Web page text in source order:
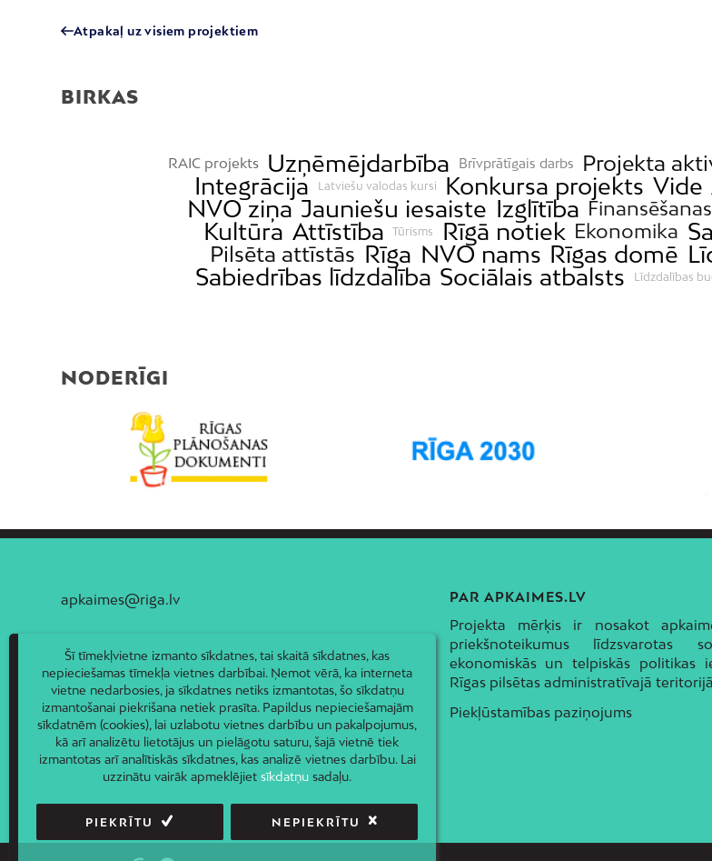
Atpakaļ uz visiem projektiem
BIRKAS
RAIC projekts Uzņēmējdarbība Brīvprātīgais darbs Projekta
Integrācija
Latviešu valodas kursi Konkursa projekts Vide
NVO ziņa Jauniešu iesaiste Izglītība
Kultūra Attīstība Tūrisms Rīgā notiek Ekonomika
Pilsēta attīstās Rīga NVO nams Rīgas domē
Sabiedrības līdzdalība Sociālais atbalsts Līdzdalības
NODERĪGI
apkaimes@riga.lv PAR APKAIMES.LV
Projekta mērķis ir nosakot
priekšnoteikumus līdzsvarotas
ekonomiskās un telpiskās politikas
Rīgas pilsētas administratīvajā teritorijā.
Piekļūstamības paziņojums
Šī tīmekļvietne izmanto sīkdatnes, tai skaitā sīkdatnes, kas
nepieciešamas tīmekļa vietnes darbībai. Ņemot vērā, ka interneta
vietne nedarbosies, ja sīkdatnes netiks izmantotas, šo sīkdatņu
izmantošanai piekrišana netiek prasīta. Papildus nepieciešamajām
sīkdatnēm (cookies), lai uzlabotu vietnes darbību un pakalpojumus,
kā arī analizētu lietotājus un pielāgotu saturu, šajā vietnē tiek
izmantotas arī analītiskās sīkdatnes, kas analizē vietnes darbību. Lai
uzzinātu vairāk apmeklējietsīkdatņu sadaļu.
PIEKRĪTU NEPIEKRĪTU